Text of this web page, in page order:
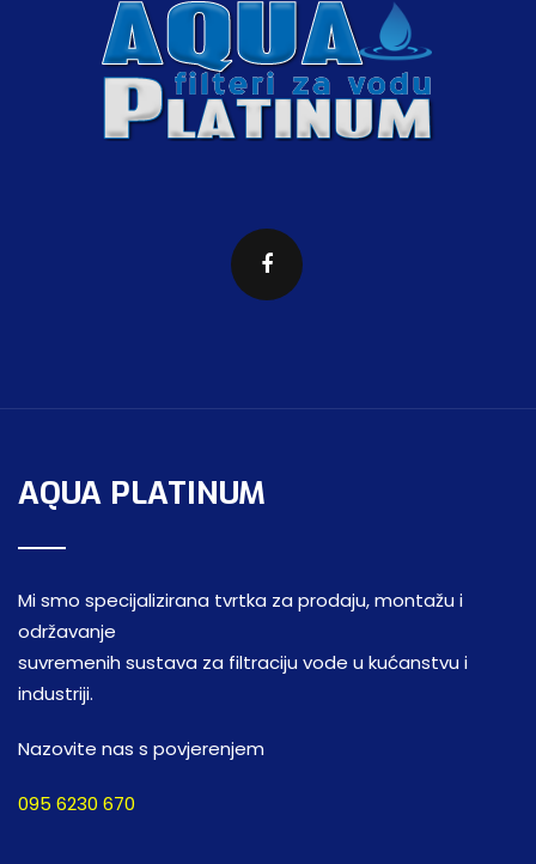
AQUA PLATINUM
Mi smo specijalizirana tvrtka za prodaju, montažu i
održavanje
suvremenih sustava za filtraciju vode u kućanstvu i
industriji.
Nazovite nas s povjerenjem
095 6230 670